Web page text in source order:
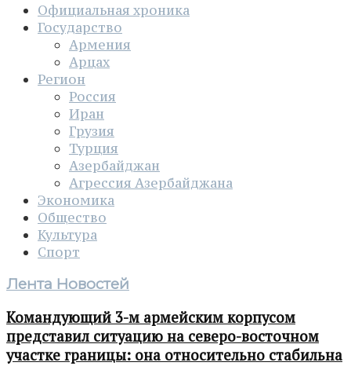
Официальная хроника
Государство
Армения
Арцах
Регион
Россия
Иран
Грузия
Турция
Азербайджан
Агрессия Азербайджана
Экономика
Общество
Культура
Спорт
Лента Новостей
Командующий 3-м армейским корпусом
представил ситуацию на северо-восточном
участке границы: она относительно стабильна